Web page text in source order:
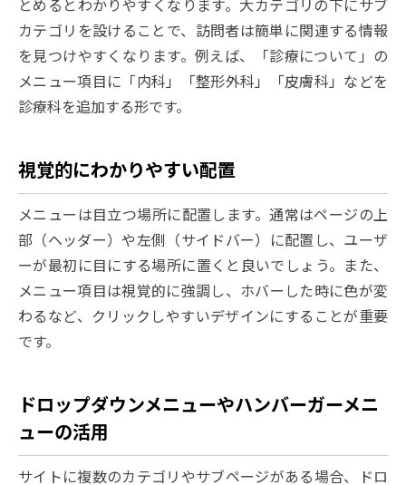
とめるとわかりやすくなります。大カテゴリの下にサブ
カテゴリを設けることで、訪問者は簡単に関連する情報
を見つけやすくなります。例えば、「診療について」の
メニュー項目に「内科」「整形外科」「皮膚科」などを
診療科を追加する形です。
視覚的にわかりやすい配置
メニューは目立つ場所に配置します。通常はページの上
部（ヘッダー）や左側（サイドバー）に配置し、ユーザ
ーが最初に目にする場所に置くと良いでしょう。また、
メニュー項目は視覚的に強調し、ホバーした時に色が変
わるなど、クリックしやすいデザインにすることが重要
です。
ドロップダウンメニューやハンバーガーメニ
ューの活用
サイトに複数のカテゴリやサブページがある場合、ドロ